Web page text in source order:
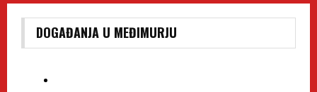
DOGAĐANJA U MEĐIMURJU